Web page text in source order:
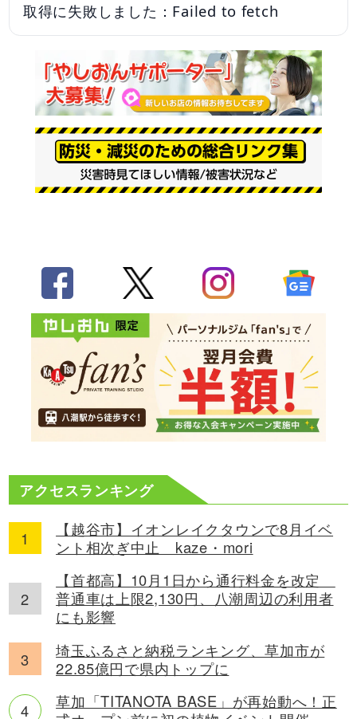
取得に失敗しました：Failed to fetch
アクセスランキング
【越谷市】イオンレイクタウンで8月イベ
ント相次ぎ中止 kaze・mori
【首都高】10月1日から通行料金を改定
普通車は上限2,130円、八潮周辺の利用者
にも影響
埼玉ふるさと納税ランキング、草加市が
22.85億円で県内トップに
草加「TITANOTA BASE」が再始動へ！正